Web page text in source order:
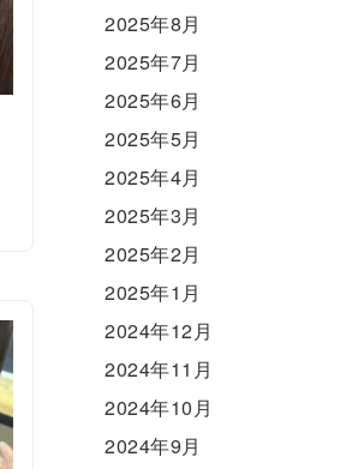
2025年8月
2025年7月
2025年6月
2025年5月
2025年4月
2025年3月
2025年2月
2025年1月
2024年12月
2024年11月
2024年10月
2024年9月